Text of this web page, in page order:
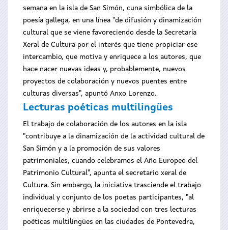
semana en la isla de San Simón, cuna simbólica de la
poesía gallega, en una línea "de difusión y dinamización
cultural que se viene favoreciendo desde la Secretaría
Xeral de Cultura por el interés que tiene propiciar ese
intercambio, que motiva y enriquece a los autores, que
hace nacer nuevas ideas y, probablemente, nuevos
proyectos de colaboración y nuevos puentes entre
culturas diversas", apuntó Anxo Lorenzo.
Lecturas poéticas multilingües
El trabajo de colaboración de los autores en la isla
"contribuye a la dinamización de la actividad cultural de
San Simón y a la promoción de sus valores
patrimoniales, cuando celebramos el Año Europeo del
Patrimonio Cultural", apunta el secretario xeral de
Cultura. Sin embargo, la iniciativa trasciende el trabajo
individual y conjunto de los poetas participantes, "al
enriquecerse y abrirse a la sociedad con tres lecturas
poéticas multilingües en las ciudades de Pontevedra,